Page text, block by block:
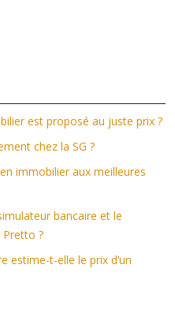
est proposé au juste prix ?
chez la SG ?
immobilier aux meilleures
bancaire et le
?
estime-t-elle le prix d’un